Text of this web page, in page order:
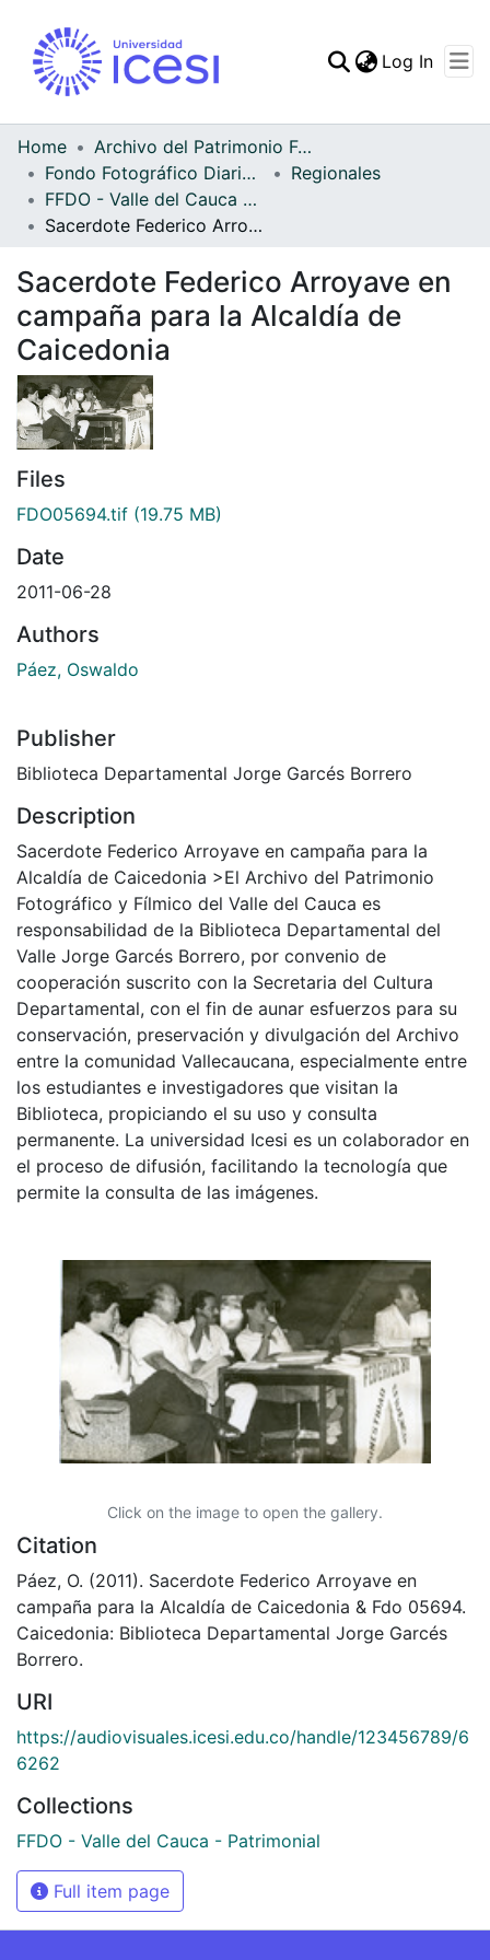
Statistics
Log In
Home
Archivo del Patrimonio Fotográfico y Fílmico del Valle del Cauca
Fondo Fotográfico Diario Occidente
Regionales
FFDO - Valle del Cauca - Patrimonial
Sacerdote Federico Arroyave en campaña para la Alcaldía de Caicedonia
Sacerdote Federico Arroyave en
campaña para la Alcaldía de
Caicedonia
Files
FDO05694.tif (19.75 MB)
Date
2011-06-28
Authors
Páez, Oswaldo
Publisher
Biblioteca Departamental Jorge Garcés Borrero
Description
Sacerdote Federico Arroyave en campaña para la
Alcaldía de Caicedonia >El Archivo del Patrimonio
Fotográfico y Fílmico del Valle del Cauca es
responsabilidad de la Biblioteca Departamental del
Valle Jorge Garcés Borrero, por convenio de
cooperación suscrito con la Secretaria del Cultura
Departamental, con el fin de aunar esfuerzos para su
conservación, preservación y divulgación del Archivo
entre la comunidad Vallecaucana, especialmente entre
los estudiantes e investigadores que visitan la
Biblioteca, propiciando el su uso y consulta
permanente. La universidad Icesi es un colaborador en
el proceso de difusión, facilitando la tecnología que
permite la consulta de las imágenes.
Click on the image to open the gallery.
Citation
Páez, O. (2011). Sacerdote Federico Arroyave en
campaña para la Alcaldía de Caicedonia & Fdo 05694.
Caicedonia: Biblioteca Departamental Jorge Garcés
Borrero.
URI
https://audiovisuales.icesi.edu.co/handle/123456789/6
6262
Collections
FFDO - Valle del Cauca - Patrimonial
Full item page